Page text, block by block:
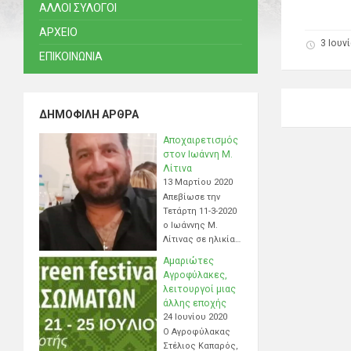
3
ΑΛΛΟΙ ΣΥΛΟΓΟΙ
ΑΡΧΕΙΟ
ΕΠΙΚΟΙΝΩΝΙΑ
ΔΗΜΟΦΙΛΉ ΆΡΘΡΑ
Αποχαιρετισμός
στον Ιωάννη Μ.
Λίτινα
13 Μαρτίου 2020
Απεβίωσε την
Τετάρτη 11-3-2020
ο Ιωάννης Μ.
Λίτινας σε ηλικία…
Αμαριώτες
Αγροφύλακες,
λειτουργοί μιας
άλλης εποχής
24 Ιουνίου 2020
Ο Αγροφύλακας
Στέλιος Καπαρός,